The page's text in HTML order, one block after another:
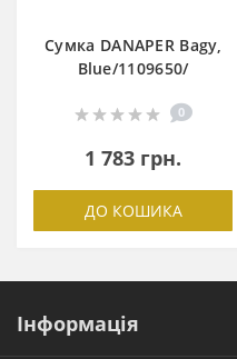
Сумка DANAPER Bagy,
Blue/1109650/
0
1 783 грн.
ДО КОШИКА
Інформація